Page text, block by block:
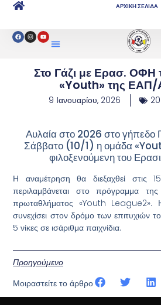
ΑΡΧΙΚΗ ΣΕΛΙΔΑ
Στο Γάζι με Ερασ. ΟΦΗ
«Youth» της ΕΑΠ/
9 Ιανουαρίου, 2026
Αυλαία στο 2026 στο γήπεδο
Σάββατο (10/1) η ομάδα
φιλοξενούμενη του
Η αναμέτρηση θα διεξαχθεί στις
περιλαμβάνεται στο πρόγραμμα
πρωταθλήματος «Youth League2».
συνεχίσει στον δρόμο των επιτυχιών
5 νίκες σε ισάριθμα παιχνίδια.
Προηγούμενο
Μοιραστείτε το άρθρο